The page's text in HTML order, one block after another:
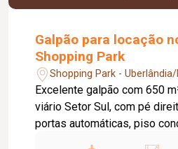
Galpão para locação
Shopping Park
Shopping Park - Uberlândia/
Excelente galpão com 650
viário Setor Sul, com pé
portas automáticas, piso